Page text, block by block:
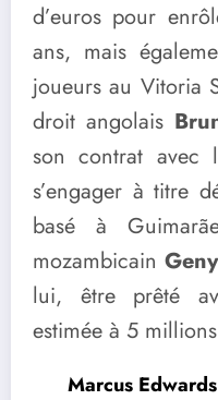
d’euros pour
ans, mais
joueurs au Vitoria
droit angolais
son contrat avec
s’engager à titre
basé à
mozambicain
lui, être prêté
estimée à 5
Marcus